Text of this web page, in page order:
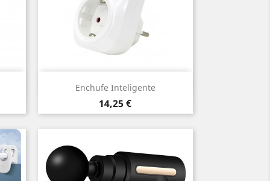
Enchufe Inteligente
Preu
14,25 €
Vista ràpida